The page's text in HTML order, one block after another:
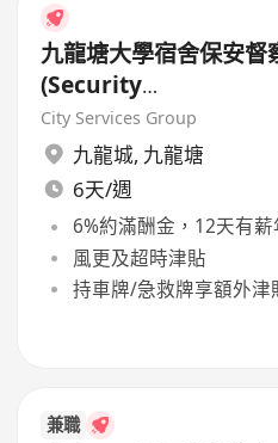
九龍塘大學宿舍保安督
(Security
Supervisor/
工作
City Services Group
九龍城, 九龍塘
6天/週
6%約滿酬金，12天有薪
風更及超時津貼
持車牌/急救牌享額外津
兼職